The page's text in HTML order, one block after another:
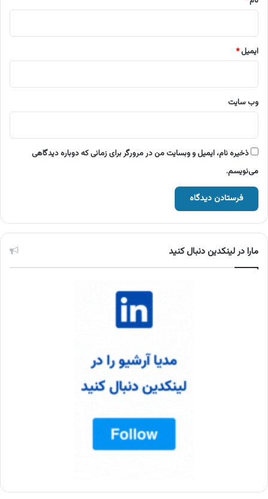
ایمیل*
وب‌ سایت
ذخیره نام، ایمیل و وبسایت من در مرورگر برای زمانی که دوباره دیدگاهی
می‌نویسم.
مارا در لینکدین دنبال کنید